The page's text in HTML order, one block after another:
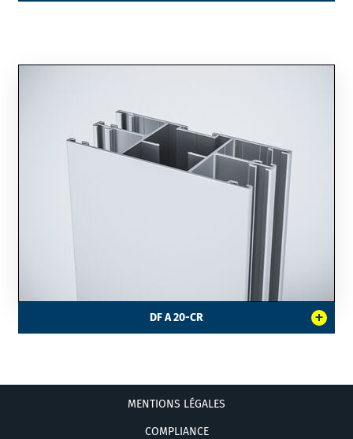
+
DF A 20-CR
MENTIONS LÉGALES
COMPLIANCE